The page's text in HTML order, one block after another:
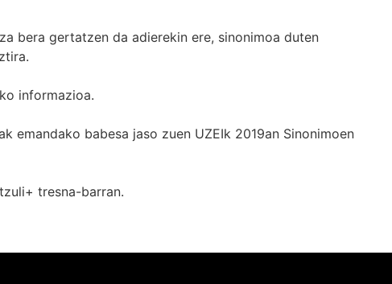
bera gertatzen da adierekin ere, sinonimoa duten
informazioa.
emandako babesa jaso zuen UZEIk 2019an Sinonimoen
tresna-barran.